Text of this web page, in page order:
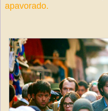
apavorado.